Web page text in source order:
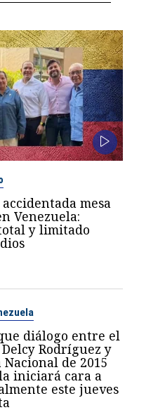
mesa
Venezuela:
y limitado
diálogo entre el
Rodríguez y
Nacional de 2015
iniciará cara a
este jueves